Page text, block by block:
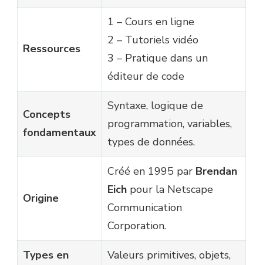
Ressources
1 – Cours en ligne
2 – Tutoriels vidéo
3 – Pratique dans un
éditeur de code
Concepts
fondamentaux
Syntaxe, logique de
programmation, variables,
types de données.
Origine
Créé en 1995 par Brendan
Eich pour la Netscape
Communication
Corporation.
Types en
Valeurs primitives, objets,